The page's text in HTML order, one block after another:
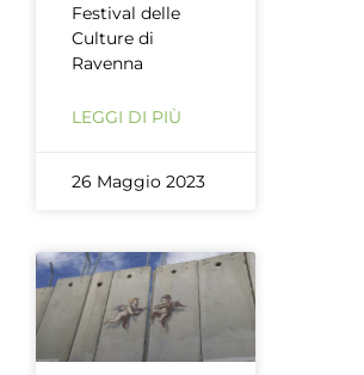
Festival delle
Culture di
Ravenna
LEGGI DI PIÙ
26 Maggio 2023